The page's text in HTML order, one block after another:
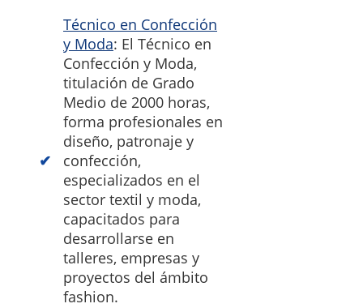
Técnico en Confección
y Moda: El Técnico en
Confección y Moda,
titulación de Grado
Medio de 2000 horas,
forma profesionales en
diseño, patronaje y
confección,
especializados en el
sector textil y moda,
capacitados para
desarrollarse en
talleres, empresas y
proyectos del ámbito
fashion.